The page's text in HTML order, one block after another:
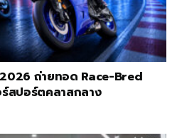
ถ่ายทอด Race-Bred
สปอร์ตคลาสกลาง